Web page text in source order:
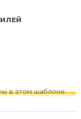
в этом шаблоне.